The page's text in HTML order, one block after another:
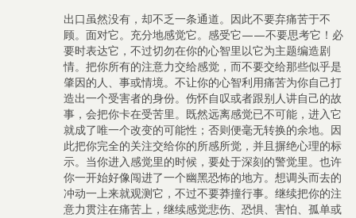
出口虽然没有，却不乏一条通道。因此不要弃痛苦于不
顾。面对它。充分地感觉它。感受它——不要思考它！必
要时表达它，不过切勿在你的心智里以它为主题编造剧
情。把你所有的注意力交给感觉，而不要交给那些似乎是
肇因的人、事或情境。不让你的心智利用痛苦为你自己打
造出一个受害者的身份。伤怀自叹或者跟别人讲自己的故
事，会把你卡在受苦里。既然远离感觉已不可能，进入它
就成了唯一个改变的可能性；否则便毫无转换的余地。因
此把你完全的关注交给你的所感所觉，并且摒绝心理的标
示。当你进入感觉里的时候，要处于深刻的警觉里。也许
你一开始好像闯进了一个幽黑恐怖的地方。想调头而去的
冲动一上来就观测它，不过不要莽撞行事。继续把你的注
意力贯注在痛苦上，继续感觉悲伤、恐惧、害怕、孤单或